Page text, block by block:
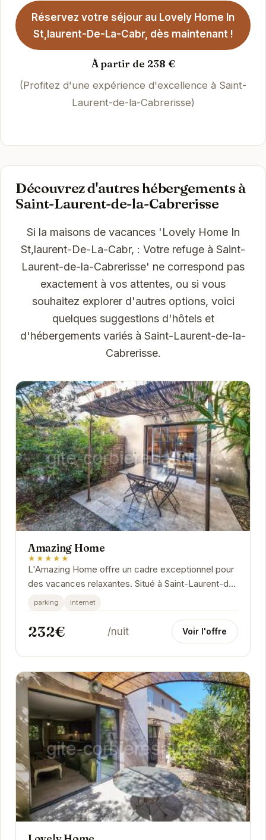
Réservez votre séjour au Lovely Home In
St,laurent-De-La-Cabr, dès maintenant !
À partir de 238 €
(Profitez d'une expérience d'excellence à Saint-
Laurent-de-la-Cabrerisse)
Découvrez d'autres hébergements à
Saint-Laurent-de-la-Cabrerisse
Si la maisons de vacances 'Lovely Home In
St,laurent-De-La-Cabr, : Votre refuge à Saint-
Laurent-de-la-Cabrerisse' ne correspond pas
exactement à vos attentes, ou si vous
souhaitez explorer d'autres options, voici
quelques suggestions d'hôtels et
d'hébergements variés à Saint-Laurent-de-la-
Cabrerisse.
Amazing Home
★★★★★
L'Amazing Home offre un cadre exceptionnel pour
des vacances relaxantes. Situé à Saint-Laurent-de-
la-Cabrerisse, cet hébergement vous charmera
par...
parking internet
232€ /nuit Voir l'offre